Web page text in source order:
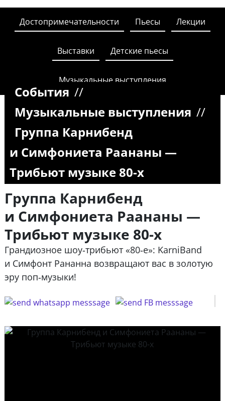
Достопримечательности Пьесы Лекции
Выставки Детские пьесы
Музыкальные выступления
События //
Музыкальные выступления //
Группа Карнибенд
и Симфониета Раананы —
Трибьют музыке 80-х
Группа Карнибенд
и Симфониета Раананы —
Трибьют музыке 80-х
Грандиозное шоу‑трибьют «80‑е»: KarniBand
и Симфонт Рананна возвращают вас в золотую
эру поп‑музыки!